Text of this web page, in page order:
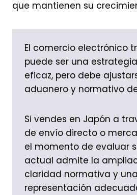
que mantienen su
El comercio electrónico
puede ser una
eficaz, pero debe
aduanero y normativo
Si vendes en Japón a
de envío directo o
el momento de evaluar
actual admite la
claridad normativa y una
representación